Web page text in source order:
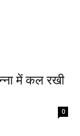
में कल रखी
0